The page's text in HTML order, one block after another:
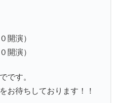
開演）
開演）
です。
お待ちしております！！